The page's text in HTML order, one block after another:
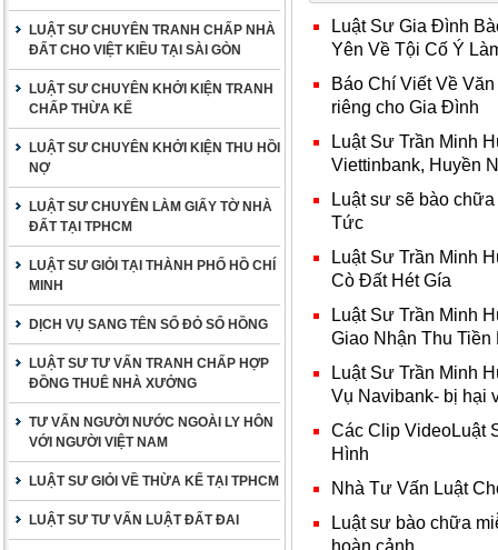
LUẬT SƯ CHUYÊN TRANH CHẤP NHÀ
ĐẤT CHO VIỆT KIỀU TẠI SÀI GÒN
LUẬT SƯ CHUYÊN KHỞI KIỆN TRANH
CHẤP THỪA KẾ
LUẬT SƯ CHUYÊN KHỞI KIỆN THU HỒI
NỢ
LUẬT SƯ CHUYÊN LÀM GIẤY TỜ NHÀ
ĐẤT TẠI TPHCM
LUẬT SƯ GIỎI TẠI THÀNH PHỐ HỒ CHÍ
MINH
DỊCH VỤ SANG TÊN SỔ ĐỎ SỔ HỒNG
LUẬT SƯ TƯ VẤN TRANH CHẤP HỢP
ĐỒNG THUÊ NHÀ XƯỞNG
TƯ VẤN NGƯỜI NƯỚC NGOÀI LY HÔN
VỚI NGƯỜI VIỆT NAM
LUẬT SƯ GIỎI VỀ THỪA KẾ TẠI TPHCM
LUẬT SƯ TƯ VẤN LUẬT ĐẤT ĐAI
Luật Sư Gia Đình
Yên Về Tội Cố Ý
Báo Chí Viết Về
riêng cho Gia Đình
Luật Sư Trần Minh
Viettinbank, Huyền
Luật sư sẽ bào
Tức
Luật Sư Trần Minh
Cò Đất Hét Gía
Luật Sư Trần Minh
Giao Nhận Thu Tiền
Luật Sư Trần Minh
Vụ Navibank- bị hại
Các Clip VideoLuật
Hình
Nhà Tư Vấn Luật
Luật sư bào chữa
hoàn cảnh